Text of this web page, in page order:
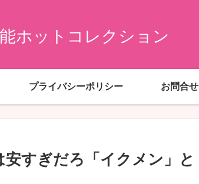
ホットコレクション
プライバシーポリシー お問合せ
すぎだろ「イクメン」と